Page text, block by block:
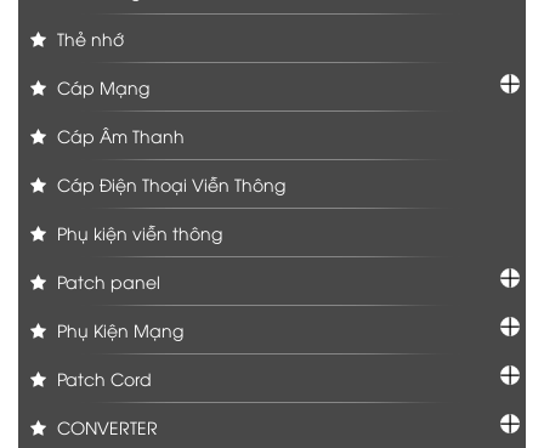
Thẻ nhớ
Cáp Mạng
Cáp Âm Thanh
Cáp Điện Thoại Viễn Thông
Phụ kiện viễn thông
Patch panel
Phụ Kiện Mạng
Patch Cord
CONVERTER